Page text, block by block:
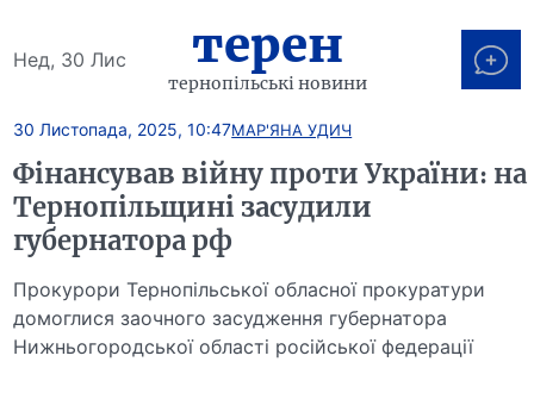
Нед, 30 Лис терен
тернопільські новини
30 Листопада, 2025, 10:47МАР'ЯНА УДИЧ
Фінансував війну проти України: на
Тернопільщині засудили
губернатора рф
Прокурори Тернопільської обласної прокуратури
домоглися заочного засудження губернатора
Нижньогородської області російської федерації